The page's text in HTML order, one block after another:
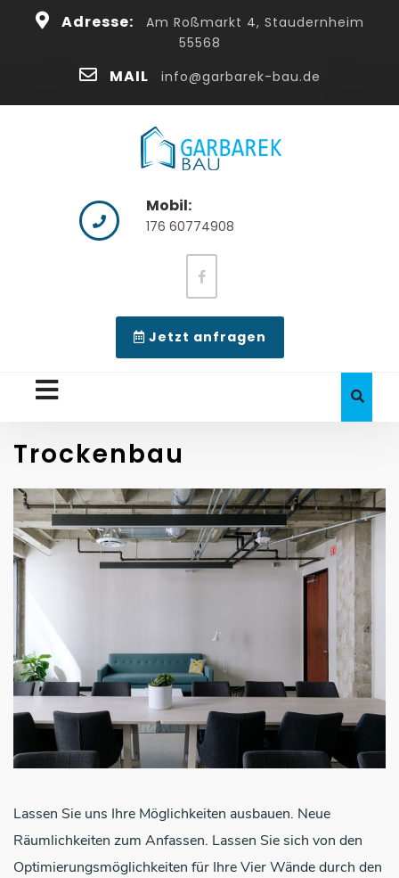
Adresse:
Am Roßmarkt 4, Staudernheim
55568
MAIL info@garbarek-bau.de
Mobil:
176 60774908
Jetzt anfragen
button
Trockenbau
Lassen Sie uns Ihre Möglichkeiten ausbauen. Neue
Räumlichkeiten zum Anfassen. Lassen Sie sich von den
Optimierungsmöglichkeiten für Ihre Vier Wände durch den